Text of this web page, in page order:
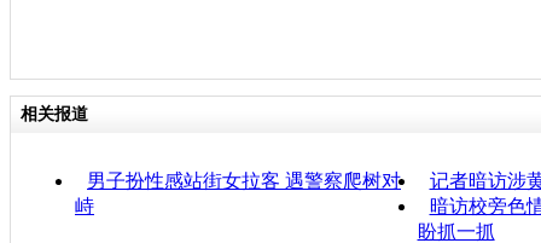
相关报道
男子扮性感站街女拉客 遇警察爬树对
峙
记者暗访涉
暗访校旁色
盼抓一抓